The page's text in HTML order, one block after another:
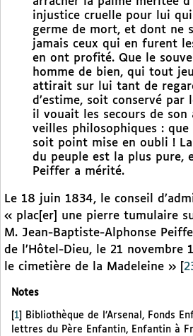
injustice cruelle pour lui
germe de mort, et dont ne
jamais ceux qui en furent
en ont profité. Que le
homme de bien, qui tout
attirait sur lui tant de
d’estime, soit conservé par
il vouait les secours de son
veilles philosophiques : que
soit point mise en oubli ! La
du peuple est la plus pure,
Peiffer a mérité.
Le 18 juin 1834, le conseil
« plac[er] une pierre tumulaire
M. Jean-Baptiste-Alphonse
de l’Hôtel-Dieu, le 21 novembre
le cimetière de la Madeleine »
Notes
1
Bibliothèque de l’Arsenal, Fonds
lettres du Père Enfantin, Enfantin à